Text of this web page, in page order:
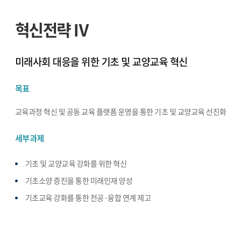
혁신전략 Ⅳ
미래사회 대응을 위한 기초 및 교양교육 혁신
목표
교육과정 혁신 및 공동 교육 플랫폼 운영을 통한 기초 및 교양교육 선진화
세부과제
기초 및 교양교육 강화를 위한 혁신
기초소양 증진을 통한 미래인재 양성
기초교육 강화를 통한 전공·융합 연계 제고